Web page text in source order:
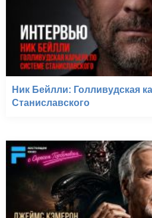
Ник Бейлли: Голливудская
Станиславского